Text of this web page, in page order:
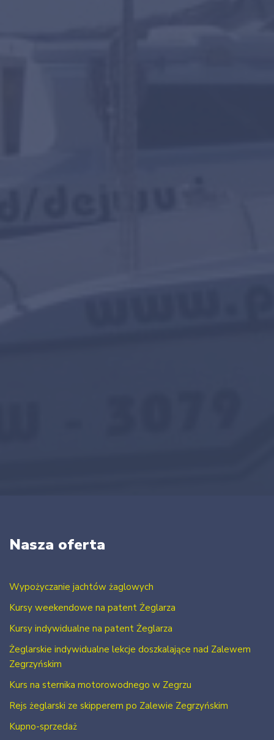
Nasza oferta
Wypożyczanie jachtów żaglowych
Kursy weekendowe na patent Żeglarza
Kursy indywidualne na patent Żeglarza
Żeglarskie indywidualne lekcje doszkalające nad Zalewem
Zegrzyńskim
Kurs na sternika motorowodnego w Zegrzu
Rejs żeglarski ze skipperem po Zalewie Zegrzyńskim
Kupno-sprzedaż